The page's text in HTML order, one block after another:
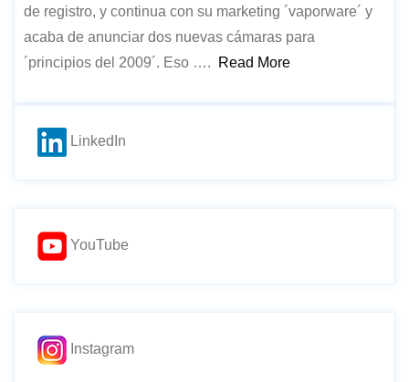
de registro, y continua con su marketing ´vaporware´ y
acaba de anunciar dos nuevas cámaras para
´principios del 2009´. Eso ….
Read More
LinkedIn
YouTube
Instagram